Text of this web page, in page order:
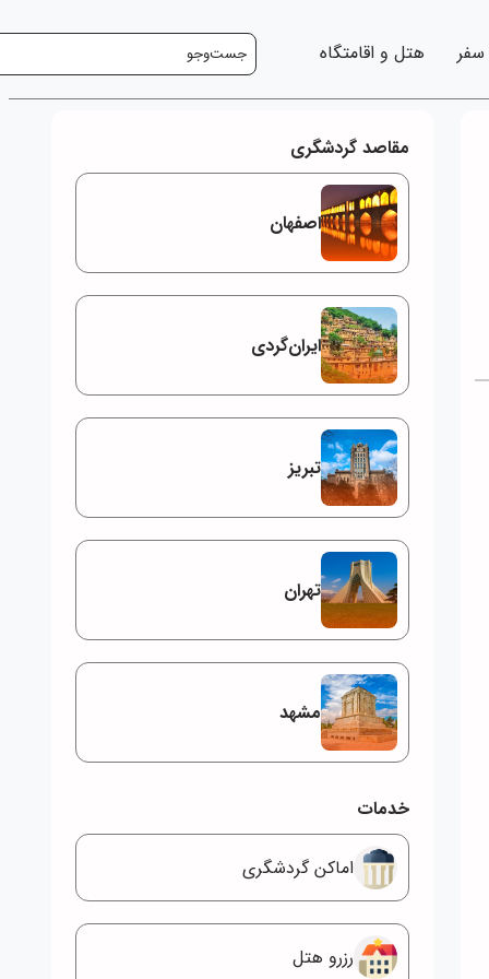
سفر هتل و اقامتگاه
مقاصد گردشگری
اصفهان
ایران‌گردی
تبریز
تهران
مشهد
خدمات
اماکن گردشگری
رزرو هتل